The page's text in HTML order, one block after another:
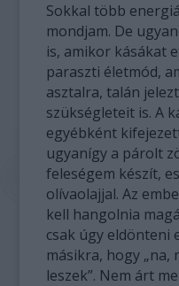
Sokkal több
mondjam. De
is, amikor kásákat
paraszti életmód,
asztalra, talán
szükségleteit is. A
egyébként
ugyanígy a párolt
feleségem készít,
olívaolajjal. Az
kell hangolnia
csak úgy eldönteni
másikra, hogy
leszek”. Nem árt